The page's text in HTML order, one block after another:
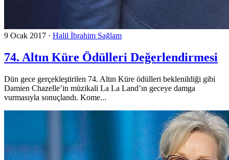
9 Ocak 2017 · Halil İbrahim Sağlam
74. Altın Küre Ödülleri Değerlendirmesi
Dün gece gerçekleştirilen 74. Altın Küre ödülleri beklenildiği gibi
Damien Chazelle’in müzikali La La Land’ın geceye damga
vurmasıyla sonuçlandı. Kome...